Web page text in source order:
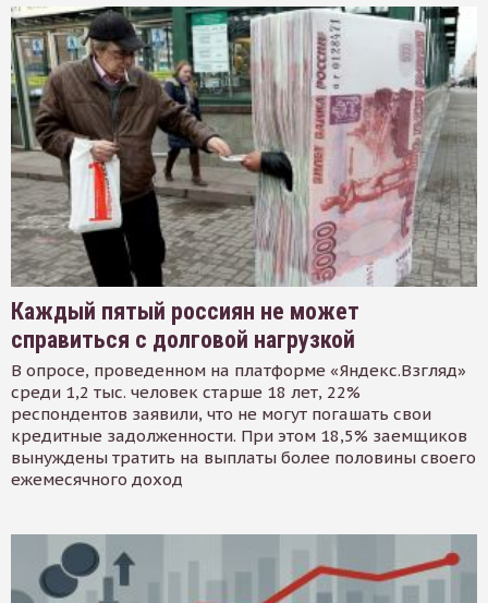
Каждый пятый россиян не может
справиться с долговой нагрузкой
В опросе, проведенном на платформе «Яндекс.Взгляд»
среди 1,2 тыс. человек старше 18 лет, 22%
респондентов заявили, что не могут погашать свои
кредитные задолженности. При этом 18,5% заемщиков
вынуждены тратить на выплаты более половины своего
ежемесячного доход